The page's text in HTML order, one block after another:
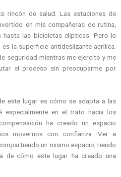
rincón de salud. Las estaciones de
en mis compañeras de rutina,
las bicicletas elípticas. Pero lo
la superficie antideslizante acrílica.
seguridad mientras me ejercito y me
el proceso sin preocuparme por
este lugar es cómo se adapta a las
especialmente en el trato hacia los
ha creado un espacio
movernos con confianza. Ver a
un mismo espacio, riendo
de cómo este lugar ha creado una